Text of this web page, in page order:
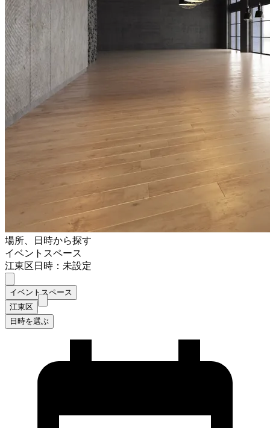
場所、日時から探す
イベントスペース
江東区日時：未設定
イベントスペース
江東区
日時を選ぶ